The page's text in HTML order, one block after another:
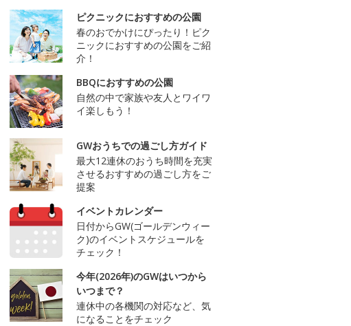
ピクニックにおすすめの公園
春のおでかけにぴったり！ピク
ニックにおすすめの公園をご紹
介！
BBQにおすすめの公園
自然の中で家族や友人とワイワ
イ楽しもう！
GWおうちでの過ごし方ガイド
最大12連休のおうち時間を充実
させるおすすめの過ごし方をご
提案
イベントカレンダー
日付からGW(ゴールデンウィー
ク)のイベントスケジュールを
チェック！
今年(2026年)のGWはいつから
いつまで？
連休中の各機関の対応など、気
になることをチェック